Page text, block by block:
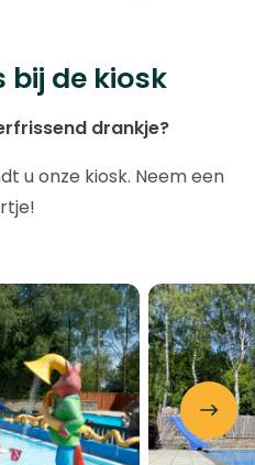
bij de kiosk
drankje?
u onze kiosk. Neem een